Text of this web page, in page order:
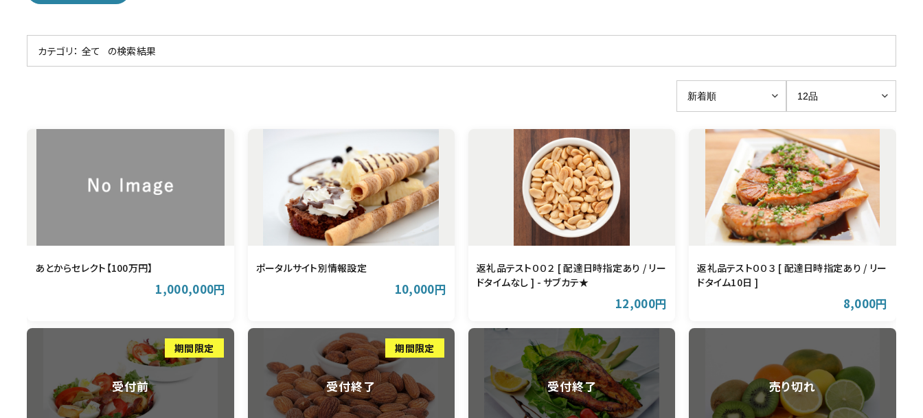
カテゴリ： 全て の検索結果
あとからセレクト【100万円】
1,000,000円
ポータルサイト別情報設定
10,000円
返礼品テスト００２ [ 配達日時指定あり / リー
ドタイムなし ] - サブカテ★
12,000円
返礼品テスト００３ [ 配達日時指定あり / リー
ドタイム10日 ]
8,000円